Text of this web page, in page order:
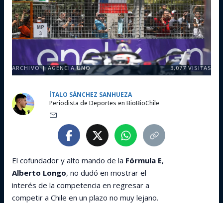
ARCHIVO | AGENCIA UNO 3,077 VISITAS
ÍTALO SÁNCHEZ SANHUEZA
Periodista de Deportes en BioBioChile
El cofundador y alto mando de la Fórmula E,
Alberto Longo, no dudó en mostrar el
interés de la competencia en regresar a
competir a Chile en un plazo no muy lejano.